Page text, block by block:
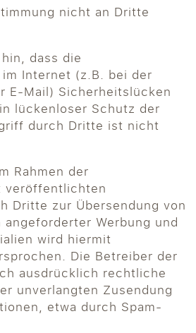
nicht an Dritte
dass die
Internet (z.B. bei der
E-Mail) Sicherheitslücken
lückenloser Schutz der
durch Dritte ist nicht
Rahmen der
veröffentlichten
Dritte zur Übersendung von
Werbung und
wird hiermit
Die Betreiber der
ausdrücklich rechtliche
unverlangten Zusendung
etwa durch Spam-